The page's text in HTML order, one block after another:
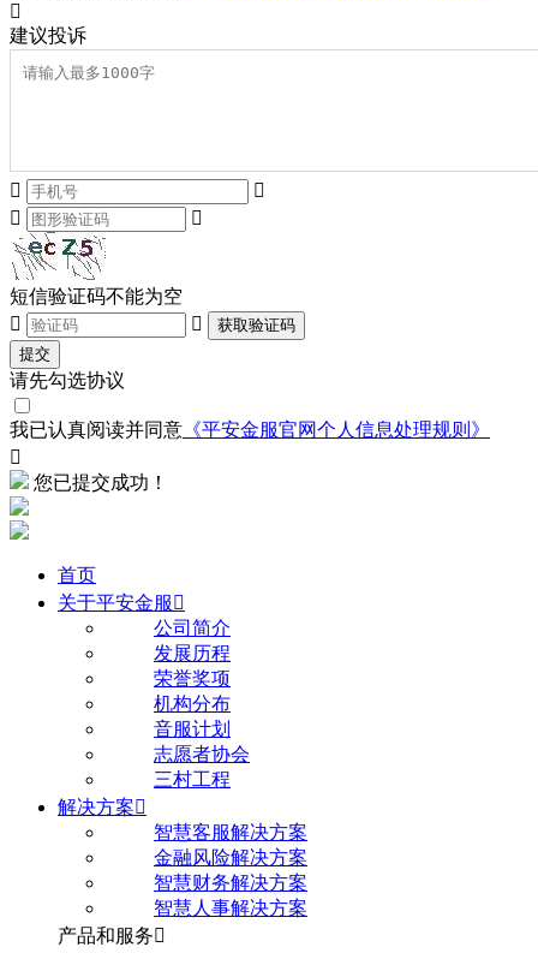

建议投诉




短信验证码不能为空


获取验证码
提交
请先勾选协议
我已认真阅读并同意 《平安金服官网个人信息处理规则》

您已提交成功！
首页
关于平安金服 
公司简介
发展历程
荣誉奖项
机构分布
音服计划
志愿者协会
三村工程
解决方案
智慧客服解决方案
金融风险解决方案
智慧财务解决方案
智慧人事解决方案
产品和服务